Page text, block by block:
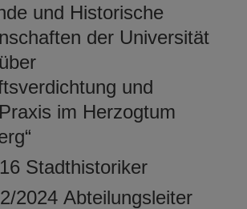
und Historische
der Universität
und
im Herzogtum
Stadthistoriker
2024 Abteilungsleiter